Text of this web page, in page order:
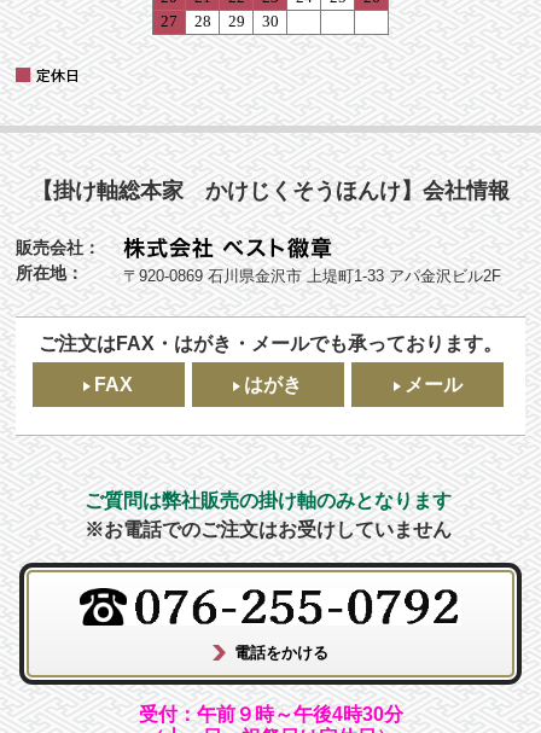
【掛け軸総本家 かけじくそうほんけ】会社情報
販売会社：
所在地：
〒920-0869 石川県金沢市 上堤町1-33 アパ金沢ビル2F
ご注文はFAX・はがき・メールでも承っております。
FAX
はがき メール
ご質問は弊社販売の掛け軸のみとなります
※お電話でのご注文はお受けしていません
受付：午前９時～午後4時30分